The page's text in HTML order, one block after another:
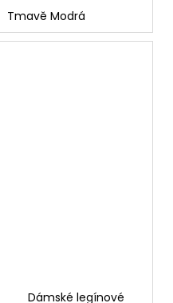
Tmavě Modrá
Dámské legínové